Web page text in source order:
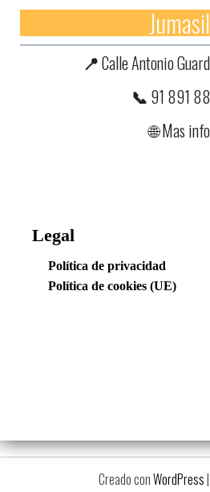
Jumasil
📍Calle Antonio
📞 91 891
🌐 Mas info
Legal
Política de privacidad
Política de cookies (UE)
Creado conWordPress|